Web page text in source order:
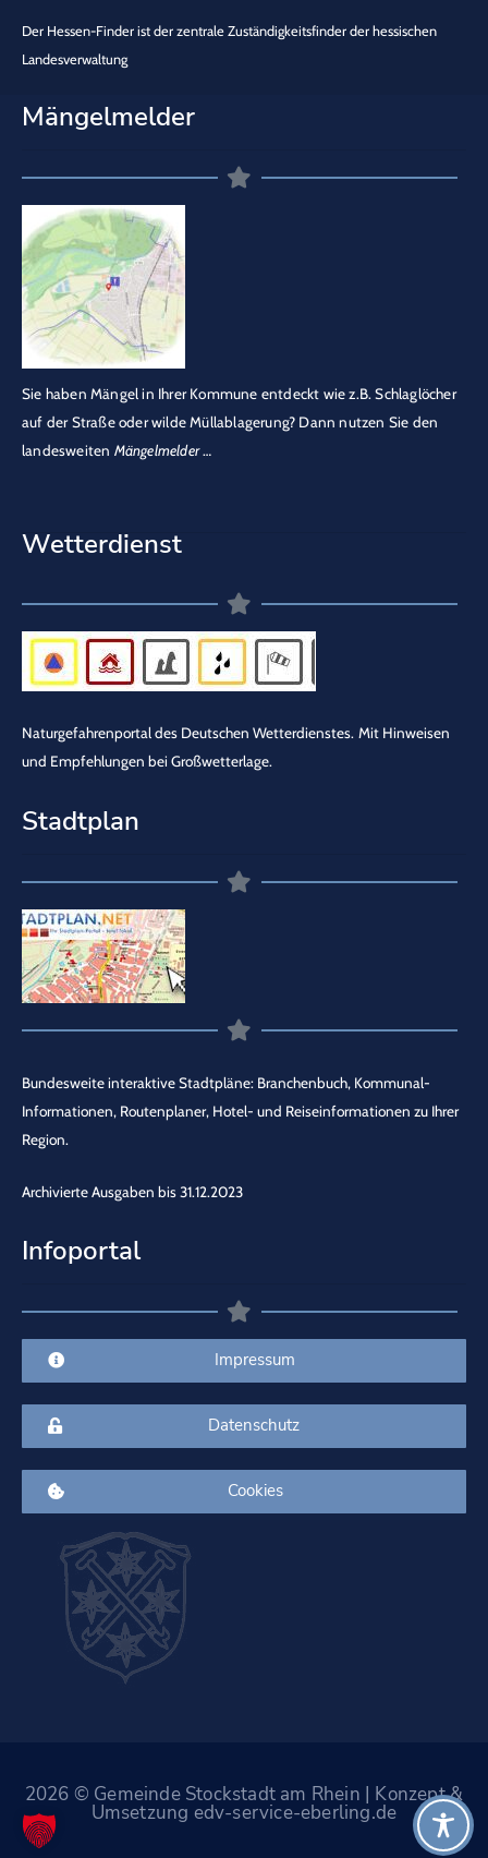
Der Hessen-Finder ist der zentrale Zuständigkeitsfinder der hessischen
Landesverwaltung
Mängelmelder
Sie haben Mängel in Ihrer Kommune entdeckt wie z.B. Schlaglöcher
auf der Straße oder wilde Müllablagerung? Dann nutzen Sie den
landesweiten Mängelmelder…
Wetterdienst
Naturgefahrenportal des Deutschen Wetterdienstes. Mit Hinweisen
und Empfehlungen bei Großwetterlage.
Stadtplan
Bundesweite interaktive Stadtpläne: Branchenbuch, Kommunal-
Informationen, Routenplaner, Hotel- und Reiseinformationen zu Ihrer
Region.
Archivierte Ausgaben bis 31.12.2023
Infoportal
Impressum
Datenschutz
Cookies
2026 © Gemeinde Stockstadt am Rhein | Konzept &
Umsetzung edv-service-eberling.de